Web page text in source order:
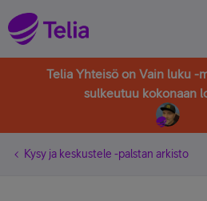
Telia Yhteisö on Vain luku -
sulkeutuu kokonaan
Kysy ja keskustele -palstan arkisto